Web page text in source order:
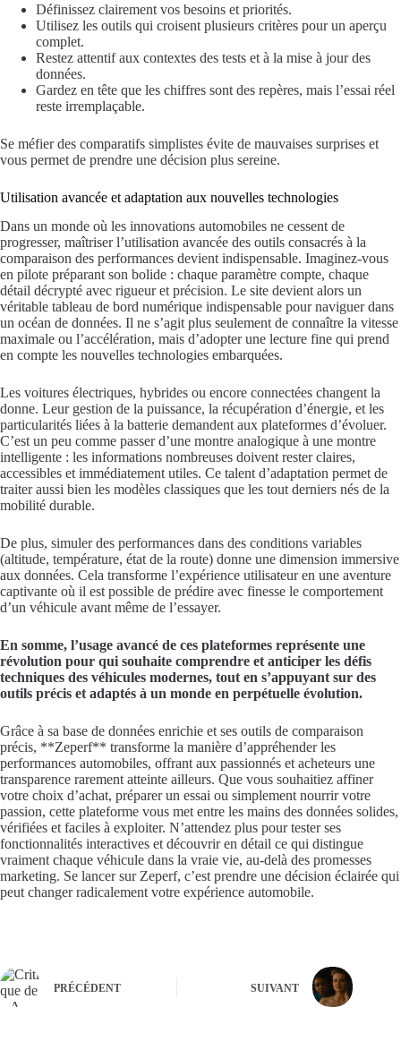
Définissez clairement vos besoins et priorités.
Utilisez les outils qui croisent plusieurs critères pour un aperçu
complet.
Restez attentif aux contextes des tests et à la mise à jour des
données.
Gardez en tête que les chiffres sont des repères, mais l’essai réel
reste irremplaçable.
Se méfier des comparatifs simplistes évite de mauvaises surprises et
vous permet de prendre une décision plus sereine.
Utilisation avancée et adaptation aux nouvelles technologies
Dans un monde où les innovations automobiles ne cessent de
progresser, maîtriser l’utilisation avancée des outils consacrés à la
comparaison des performances devient indispensable. Imaginez-vous
en pilote préparant son bolide : chaque paramètre compte, chaque
détail décrypté avec rigueur et précision. Le site devient alors un
véritable tableau de bord numérique indispensable pour naviguer dans
un océan de données. Il ne s’agit plus seulement de connaître la vitesse
maximale ou l’accélération, mais d’adopter une lecture fine qui prend
en compte les nouvelles technologies embarquées.
Les voitures électriques, hybrides ou encore connectées changent la
donne. Leur gestion de la puissance, la récupération d’énergie, et les
particularités liées à la batterie demandent aux plateformes d’évoluer.
C’est un peu comme passer d’une montre analogique à une montre
intelligente : les informations nombreuses doivent rester claires,
accessibles et immédiatement utiles. Ce talent d’adaptation permet de
traiter aussi bien les modèles classiques que les tout derniers nés de la
mobilité durable.
De plus, simuler des performances dans des conditions variables
(altitude, température, état de la route) donne une dimension immersive
aux données. Cela transforme l’expérience utilisateur en une aventure
captivante où il est possible de prédire avec finesse le comportement
d’un véhicule avant même de l’essayer.
En somme, l’usage avancé de ces plateformes représente une
révolution pour qui souhaite comprendre et anticiper les défis
techniques des véhicules modernes, tout en s’appuyant sur des
outils précis et adaptés à un monde en perpétuelle évolution.
Grâce à sa base de données enrichie et ses outils de comparaison
précis, **Zeperf** transforme la manière d’appréhender les
performances automobiles, offrant aux passionnés et acheteurs une
transparence rarement atteinte ailleurs. Que vous souhaitiez affiner
votre choix d’achat, préparer un essai ou simplement nourrir votre
passion, cette plateforme vous met entre les mains des données solides,
vérifiées et faciles à exploiter. N’attendez plus pour tester ses
fonctionnalités interactives et découvrir en détail ce qui distingue
vraiment chaque véhicule dans la vraie vie, au-delà des promesses
marketing. Se lancer sur Zeperf, c’est prendre une décision éclairée qui
peut changer radicalement votre expérience automobile.
PRÉCÉDENT SUIVANT